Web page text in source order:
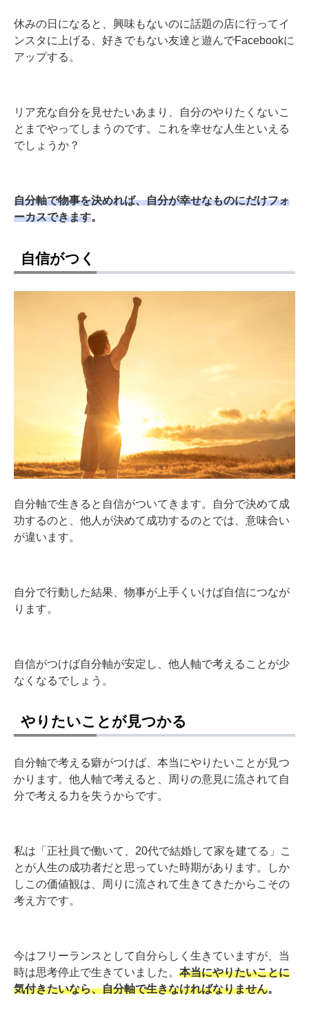
休みの日になると、興味もないのに話題の店に行ってイ
ンスタに上げる、好きでもない友達と遊んでFacebookに
アップする。
リア充な自分を見せたいあまり、自分のやりたくないこ
とまでやってしまうのです。これを幸せな人生といえる
でしょうか？
自分軸で物事を決めれば、自分が幸せなものにだけフォ
ーカスできます。
自信がつく
自分軸で生きると自信がついてきます。自分で決めて成
功するのと、他人が決めて成功するのとでは、意味合い
が違います。
自分で行動した結果、物事が上手くいけば自信につなが
ります。
自信がつけば自分軸が安定し、他人軸で考えることが少
なくなるでしょう。
やりたいことが見つかる
自分軸で考える癖がつけば、本当にやりたいことが見つ
かります。他人軸で考えると、周りの意見に流されて自
分で考える力を失うからです。
私は「正社員で働いて、20代で結婚して家を建てる」こ
とが人生の成功者だと思っていた時期があります。しか
しこの価値観は、周りに流されて生きてきたからこその
考え方です。
今はフリーランスとして自分らしく生きていますが、当
時は思考停止で生きていました。 本当にやりたいことに
気付きたいなら、自分軸で生きなければなりません。